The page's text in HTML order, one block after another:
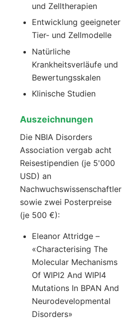
und Zelltherapien
Entwicklung geeigneter
Tier- und Zellmodelle
Natürliche
Krankheitsverläufe und
Bewertungsskalen
Klinische Studien
Auszeichnungen
Die NBIA Disorders
Association vergab acht
Reisestipendien (je 5'000
USD) an
Nachwuchswissenschaftler
sowie zwei Posterpreise
(je 500 €):
Eleanor Attridge –
«Characterising The
Molecular Mechanisms
Of WIPI2 And WIPI4
Mutations In BPAN And
Neurodevelopmental
Disorders»